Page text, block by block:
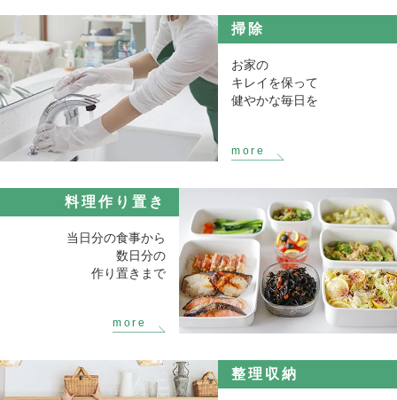
掃除
お家の
キレイを保って
健やかな毎日を
料理作り置き
当日分の食事から
数日分の
作り置きまで
整理収納